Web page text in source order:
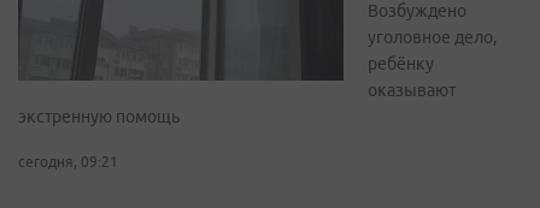
Возбуждено
уголовное дело,
ребёнку
оказывают
экстренную помощь
сегодня, 09:21